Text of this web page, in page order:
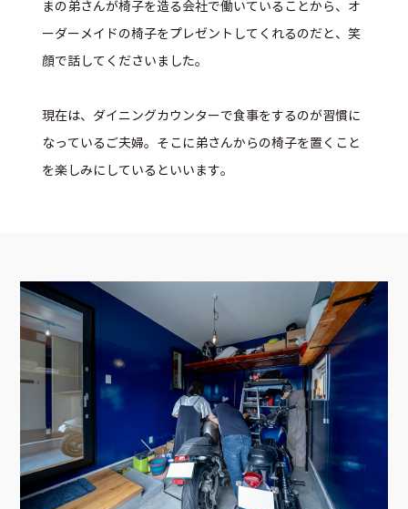
まの弟さんが椅子を造る会社で働いていることから、オ
ーダーメイドの椅子をプレゼントしてくれるのだと、笑
顔で話してくださいました。
現在は、ダイニングカウンターで食事をするのが習慣に
なっているご夫婦。そこに弟さんからの椅子を置くこと
を楽しみにしているといいます。